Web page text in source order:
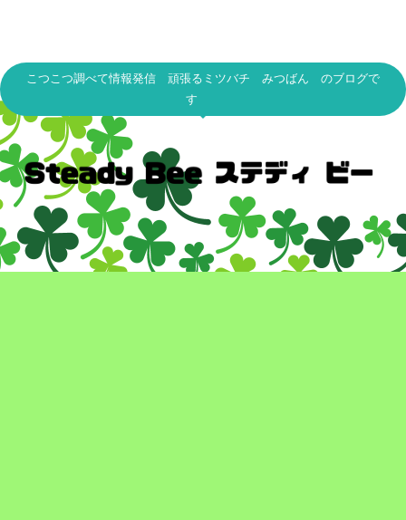
こつこつ調べて情報発信 頑張るミツバチ みつばん のブログで
す